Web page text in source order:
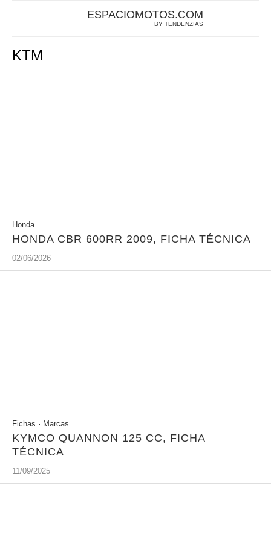
ESPACIOMOTOS.COM
BY TENDENZIAS
KTM
Honda
HONDA CBR 600RR 2009, FICHA TÉCNICA
02/06/2026
Fichas · Marcas
KYMCO QUANNON 125 CC, FICHA
TÉCNICA
11/09/2025